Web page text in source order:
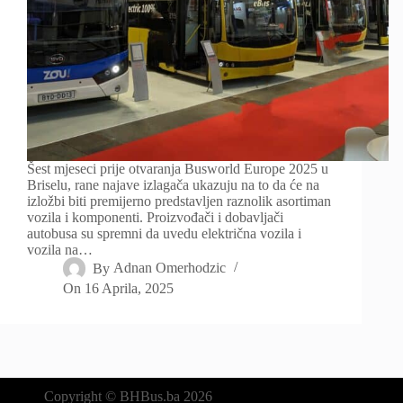
Šest mjeseci prije otvaranja Busworld Europe 2025 u
Briselu, rane najave izlagača ukazuju na to da će na
izložbi biti premijerno predstavljen raznolik asortiman
vozila i komponenti. Proizvođači i dobavljači
autobusa su spremni da uvedu električna vozila i
vozila na…
By Adnan Omerhodzic
On 16 Aprila, 2025
Copyright © BHBus.ba 2026